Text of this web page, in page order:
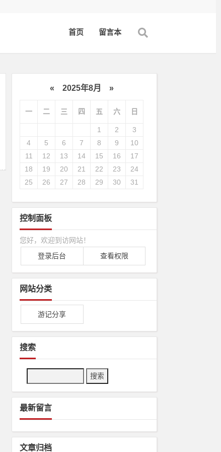
首页 留言本
« 2025年8月 »
一 二 三 四 五 六 日
1 2
3
4
5 6 7 8 9
10
11
12 13 14 15 16
17
18
19 20 21 22 23
24
25
26 27 28 29 30 31
控制面板
您好，欢迎到访网站！
登录后台
查看权限
网站分类
游记分享
搜索
最新留言
文章归档